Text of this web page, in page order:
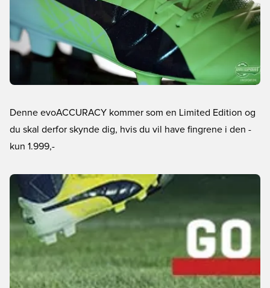
Denne evoACCURACY kommer som en Limited Edition og
du skal derfor skynde dig, hvis du vil have fingrene i den -
kun 1.999,-